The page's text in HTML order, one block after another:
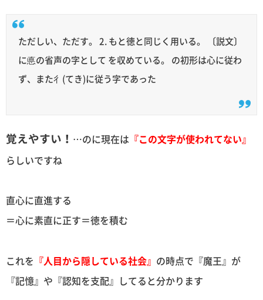
ただしい、ただす。 2. もと徳と同じく用いる。 〔説文〕
に悳の省声の字として を収めている。 の初形は心に従わ
ず、また彳(てき)に従う字であった
覚えやすい！ …のに現在は 『この文字が使われてない』
らしいですね
直心に直進する
＝心に素直に正す＝徳を積む
これを 『人目から隠している社会』 の時点で『魔王』が
『記憶』や『認知を支配』してると分かります